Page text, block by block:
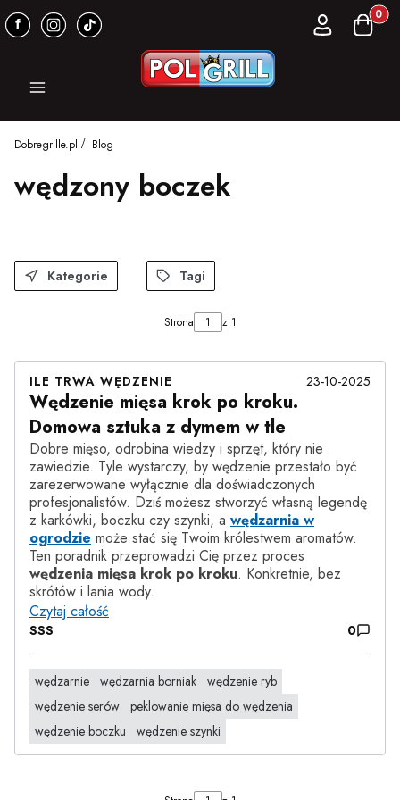
Zaloguj sięKoszyk
Menu
Dobregrille.pl Blog
wędzony boczek
Kategorie Tagi
Strona z 1
ILE TRWA WĘDZENIE 23-10-2025
Wędzenie mięsa krok po kroku.
Domowa sztuka z dymem w tle
Dobre mięso, odrobina wiedzy i sprzęt, który nie
zawiedzie. Tyle wystarczy, by wędzenie przestało być
zarezerwowane wyłącznie dla doświadczonych
profesjonalistów. Dziś możesz stworzyć własną legendę
z karkówki, boczku czy szynki, a wędzarnia w
ogrodzie może stać się Twoim królestwem aromatów.
Ten poradnik przeprowadzi Cię przez proces
wędzenia mięsa krok po kroku. Konkretnie, bez
skrótów i lania wody.
Czytaj całość
SSS 0
wędzarnie wędzarnia borniak wędzenie ryb
wędzenie serów peklowanie mięsa do wędzenia
wędzenie boczku
wędzenie szynki